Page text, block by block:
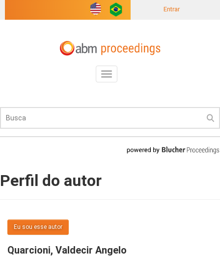
Entrar
Toggle
navigation
Perfil do autor
Eu sou esse autor
Quarcioni, Valdecir Angelo